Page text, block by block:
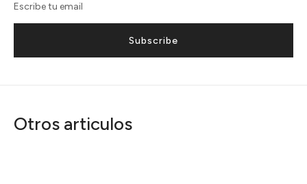
Subscribe
Otros articulos